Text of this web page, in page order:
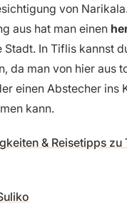
von
aus hat man einen
Stadt. In Tiflis kannst
da man von hier aus
einen Abstecher ins
kann.
& Reisetipps zu